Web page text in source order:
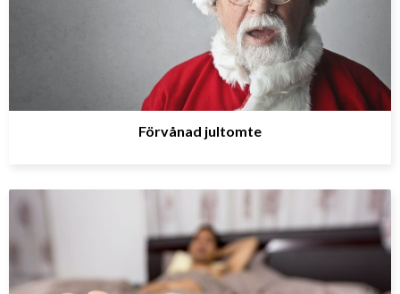
Förvånad jultomte